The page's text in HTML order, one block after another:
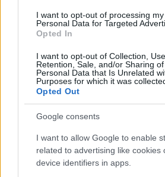
I want to opt-out of processing my
Personal Data for Targeted
Opted In
I want to opt-out of Collection, Use,
Retention, Sale, and/or Sharing
Personal Data that Is Unrelated
Purposes for which it was
Opted Out
Google consents
I want to allow Google to enable
related to advertising like cookies
device identifiers in apps.
Sylvester
királya
gsplus.hu | 2024.04.10
forgatásra, és
sértegette
Stallone
a Tulsa királya